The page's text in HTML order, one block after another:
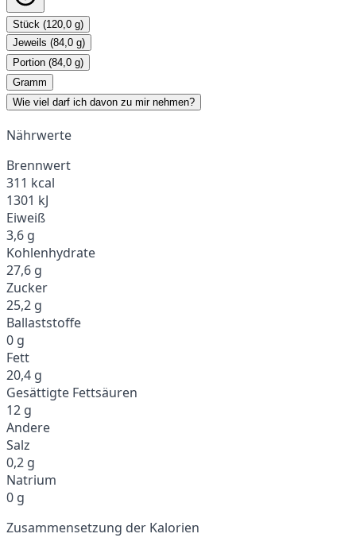
Stück (120,0 g)
Jeweils (84,0 g)
Portion (84,0 g)
Gramm
Wie viel darf ich davon zu mir nehmen?
Nährwerte
Brennwert
311 kcal
1301 kJ
Eiweiß
3,6 g
Kohlenhydrate
27,6 g
Zucker
25,2 g
Ballaststoffe
0 g
Fett
20,4 g
Gesättigte Fettsäuren
12 g
Andere
Salz
0,2 g
Natrium
0 g
Zusammensetzung der Kalorien